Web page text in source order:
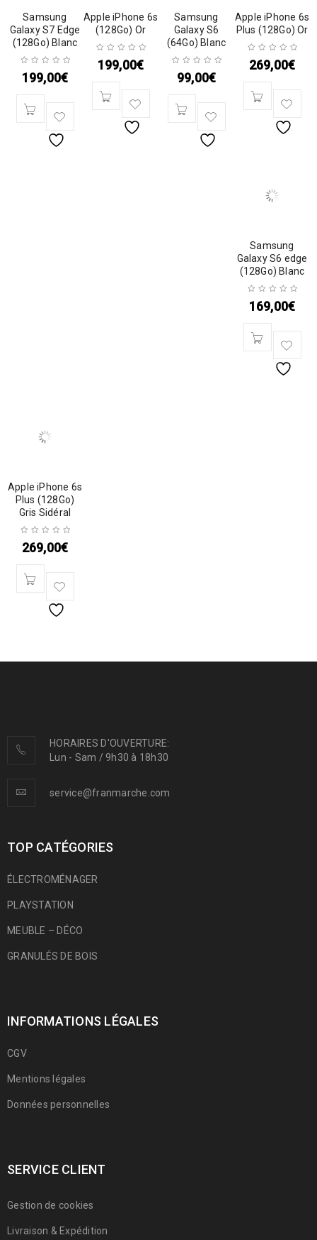
Samsung
Galaxy S7 Edge
(128Go) Blanc
199,00€
Apple iPhone 6s
(128Go) Or
199,00€
Samsung
Galaxy S6
(64Go) Blanc
99,00€
Apple iPhone 6s
Plus (128Go) Or
269,00€
Samsung
Galaxy S6 edge
(128Go) Blanc
169,00€
Apple iPhone 6s
Plus (128Go)
Gris Sidéral
269,00€
HORAIRES D'OUVERTURE:
Lun - Sam / 9h30 à 18h30
service@franmarche.com
TOP CATÉGORIES
ÉLECTROMÉNAGER
PLAYSTATION
MEUBLE – DÉCO
GRANULÉS DE BOIS
INFORMATIONS LÉGALES
CGV
Mentions légales
Données personnelles
SERVICE CLIENT
Gestion de cookies
Livraison & Expédition